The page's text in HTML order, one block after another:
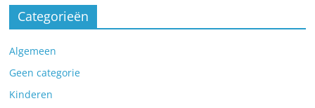
Categorieën
Algemeen
Geen categorie
Kinderen